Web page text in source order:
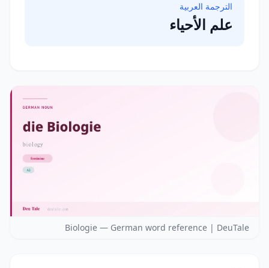
الترجمة العربية
علم الأحياء
Biologie — German word reference | DeuTale